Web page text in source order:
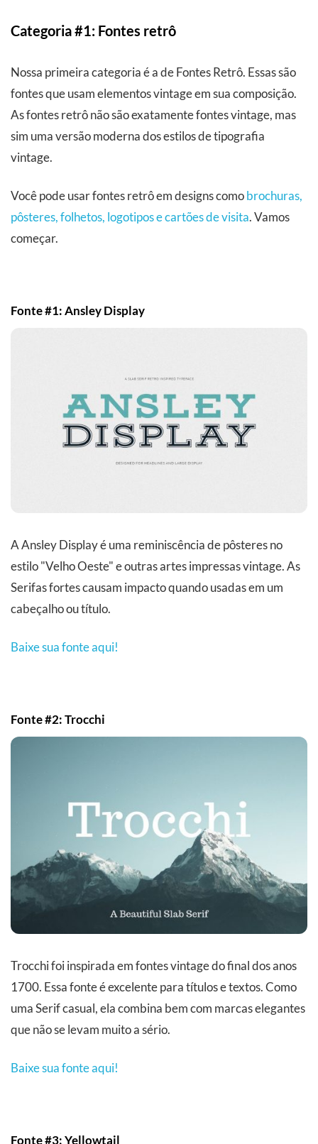
Categoria #1: Fontes retrô
Nossa primeira categoria é a de Fontes Retrô. Essas são
fontes que usam elementos vintage em sua composição.
As fontes retrô não são exatamente fontes vintage, mas
sim uma versão moderna dos estilos de tipografia
vintage.
Você pode usar fontes retrô em designs comobrochuras,
pôsteres, folhetos, logotipos e cartões de visita. Vamos
começar.
Fonte #1: Ansley Display
A Ansley Display é uma reminiscência de pôsteres no
estilo "Velho Oeste" e outras artes impressas vintage. As
Serifas fortes causam impacto quando usadas em um
cabeçalho ou título.
Baixe sua fonte aqui!
Fonte #2: Trocchi
Trocchi foi inspirada em fontes vintage do final dos anos
1700. Essa fonte é excelente para títulos e textos. Como
uma Serif casual, ela combina bem com marcas elegantes
que não se levam muito a sério.
Baixe sua fonte aqui!
Fonte #3: Yellowtail